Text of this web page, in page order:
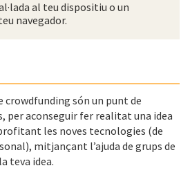
al teu dispositiu o un
navegador.
crowdfunding són un punt de
per aconseguir fer realitat una idea
les noves tecnologies (de
mitjançant l’ajuda de grups de
teva idea.